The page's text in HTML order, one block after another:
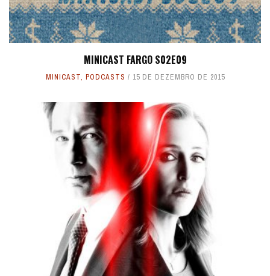
MINICAST FARGO S02E09
MINICAST, PODCASTS 15 DE DEZEMBRO DE 2015